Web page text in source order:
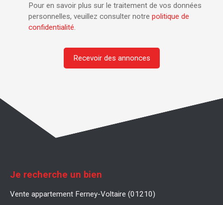
Pour en savoir plus sur le traitement de vos données
personnelles, veuillez consulter notre politique de
confidentialité.
Recevoir des annonces
Je recherche un bien
Vente appartement Ferney-Voltaire (01210)